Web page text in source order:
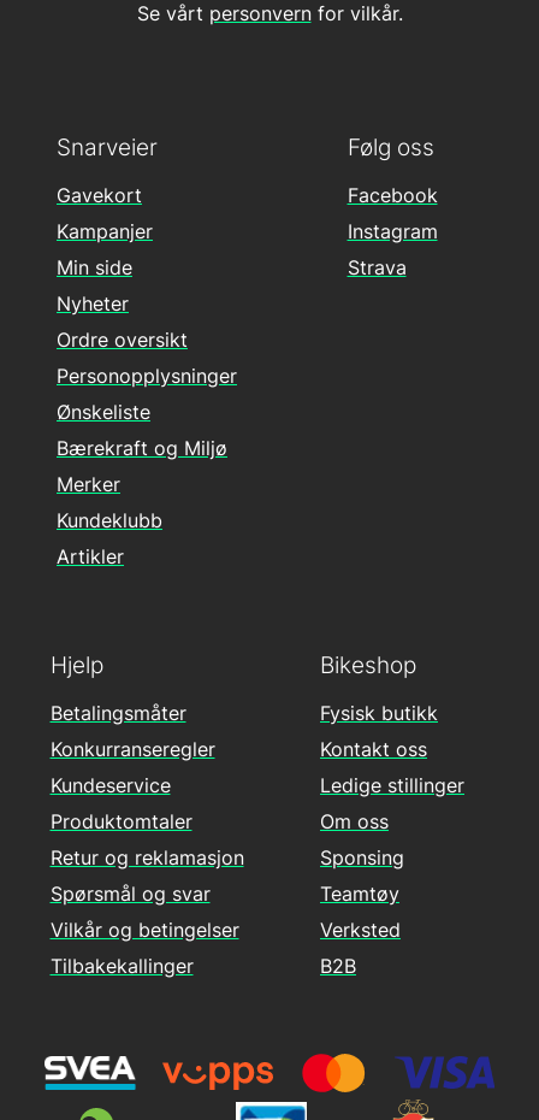
Se vårt personvernfor vilkår.
Følg oss
Facebook
Instagram
Strava
Hjelp
Betalingsmåter
Konkurranseregler
Kundeservice
Produktomtaler
Retur og reklamasjon
Spørsmål og svar
Vilkår og betingelser
Tilbakekallinger
Snarveier
Gavekort
Kampanjer
Min side
Nyheter
Ordre oversikt
Personopplysninger
Ønskeliste
Bærekraft og Miljø
Merker
Kundeklubb
Artikler
Bikeshop
Fysisk butikk
Kontakt oss
Ledige stillinger
Om oss
Sponsing
Teamtøy
Verksted
B2B